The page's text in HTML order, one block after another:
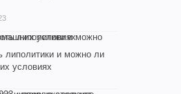
липолитики и можно ли
условиях